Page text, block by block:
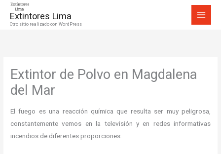
Extintores Lima
Otro sitio realizado con WordPress
Extintor de Polvo en Magdalena
del Mar
El fuego es una reacción química que resulta ser muy peligrosa,
constantemente vemos en la televisión y en redes informativas
incendios de diferentes proporciones.